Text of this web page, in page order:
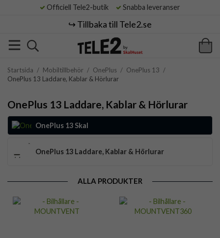
Officiell Tele2-butik Snabba leveranser
↪️ Tillbaka till Tele2.se
Startsida / Mobiltillbehör / OnePlus / OnePlus 13 /
OnePlus 13 Laddare, Kablar & Hörlurar
OnePlus 13 Laddare, Kablar & Hörlurar
OnePlus 13 Skal
OnePlus 13 Laddare, Kablar & Hörlurar
ALLA PRODUKTER